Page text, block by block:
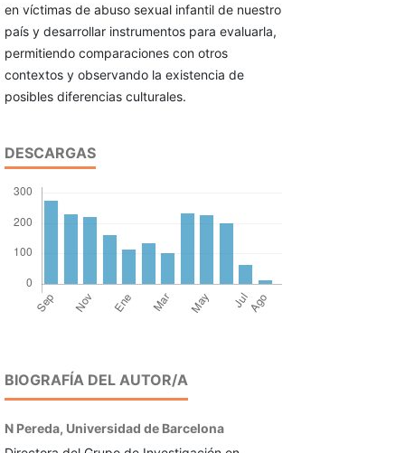
en víctimas de abuso sexual infantil de nuestro
país y desarrollar instrumentos para evaluarla,
permitien­do comparaciones con otros
contextos y observando la existencia de
posibles diferencias culturales.
DESCARGAS
BIOGRAFÍA DEL AUTOR/A
N Pereda, Universidad de Barcelona